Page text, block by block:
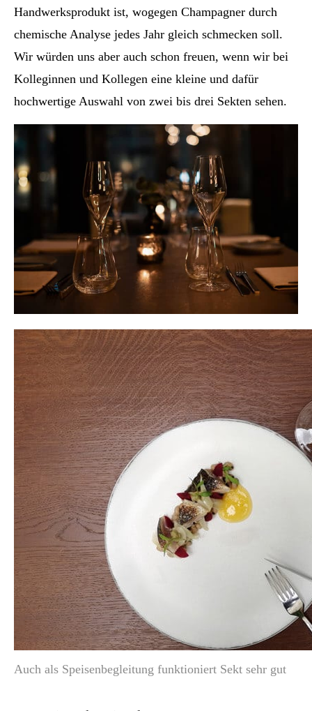
Handwerksprodukt ist, wogegen Champagner durch
chemische Analyse jedes Jahr gleich schmecken soll.
Wir würden uns aber auch schon freuen, wenn wir bei
Kolleginnen und Kollegen eine kleine und dafür
hochwertige Auswahl von zwei bis drei Sekten sehen.
Auch als Speisenbegleitung funktioniert Sekt sehr gut